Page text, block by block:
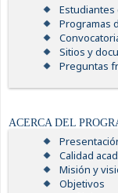
Estudiantes
Programas
Sitios y
Preguntas
ACERCA DEL
Calidad
Misión y
Objetivos